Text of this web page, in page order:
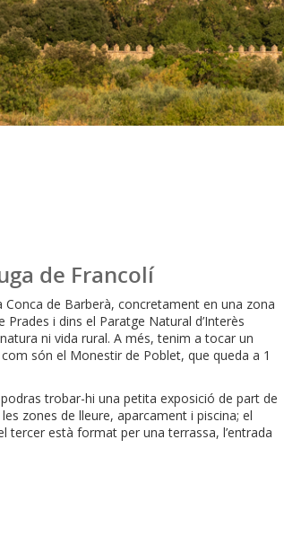
de Francolí
Conca de Barberà, concretament en una zona
i dins el Paratge Natural d’Interès
ni vida rural. A més, tenim a tocar un
són el Monestir de Poblet, que queda a 1
podras trobar-hi una petita exposició de part de
zones de lleure, aparcament i piscina; el
tercer està format per una terrassa, l’entrada